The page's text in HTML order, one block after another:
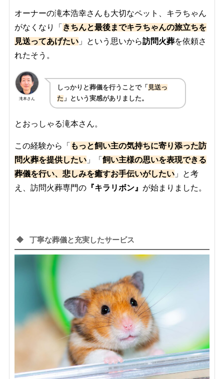
オーナーの滝本浩幸さんも大切なペット、キラちゃん
がなくなり「 きちんと最後までキラちゃんの旅立ちを
見送ってあげたい」という思いから訪問火葬を依頼さ
れたそう。
滝本さん
しっかりと葬儀を行うことで「 見送っ
た 」という実感があリました。
とおっしゃる滝本さん。
この経験から 「 もっと飼い主の気持ちに寄り添った訪
問火葬を提供したい」「 飼い主様の思いを表現できる
葬儀を行い、悲しみを癒すお手伝いがしたい」と考
え、訪問火葬専門の『キラリボン』 が始まりました。
丁寧な葬儀と充実したサービス